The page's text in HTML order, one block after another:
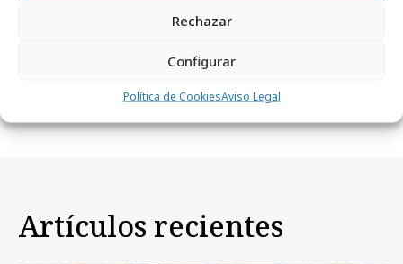
Rechazar
Configurar
Política de CookiesAviso Legal
SEAT quiere enamorarte con su campaña
Artículos recientes